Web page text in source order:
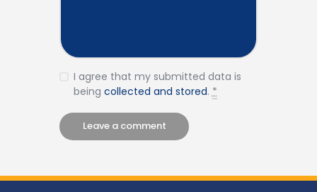
I agree that my submitted data is
being collected and stored.*